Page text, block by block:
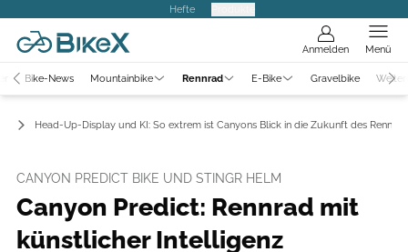
Hefte
Anmelden Menü
Bike-News Mountainbike Rennrad E-Bike Gravelbike
Head-Up-Display und KI: So extrem ist Canyons Blick in die Zukunft des
CANYON PREDICT BIKE UND STINGR HELM
Canyon Predict: Rennrad mit
künstlicher Intelligenz